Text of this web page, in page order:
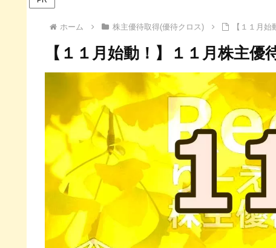
ホーム 株主優待取得(優待クロス) 【１１月
【１１月始動！】１１月株主優